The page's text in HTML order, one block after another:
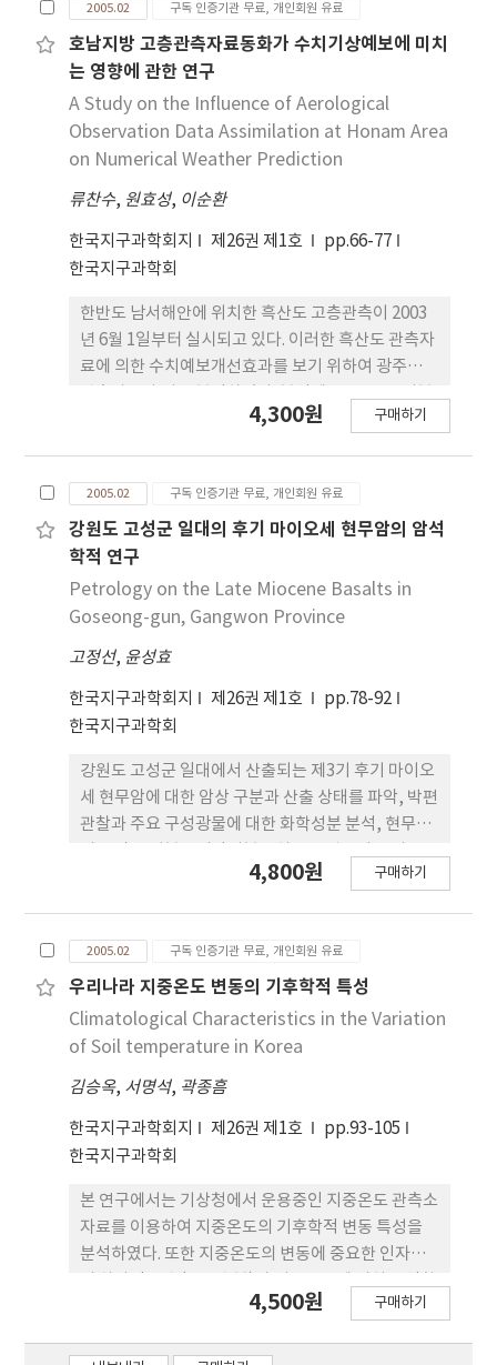
리 등과 같은 영상강화 기법에서는 추출 가능한 경계
부의 위치를 변화시키거나 영상의 화소값이 전체 영
상을 대상으로 변화시키는 반면에 호모몰픽 필터링은
세부적인 영상 정보의 내용을 선택적으로 강조할 수
있다. 호모몰픽 필터링은 인공위성 영상에서 복잡한
지형지물의 특성을 추출하거나 분리하는 데 효과적인
를 조사하는 경우에도 유용하게 적용될 수 있을 것으
로 생각된다.
2005.02 구독 인증기관 무료, 개인회원 유료
호남지방 고층관측자료동화가 수치기상예보에 미치
는 영향에 관한 연구
A Study on the Influence of Aerological
Observation Data Assimilation at Honam Area
on Numerical Weather Prediction
류찬수, 원효성, 이순환
한국지구과학회지 제26권 제1호
pp.66-77
한국지구과학회
한반도 남서해안에 위치한 흑산도 고층관측이 2003
년 6월 1일부터 실시되고 있다. 이러한 흑산도 관측자
료에 의한 수치예보개선효과를 보기 위하여 광주의
으로 제작한 호남지방 고밀도 예측시스템을 이용하였
며, 광주와 흑산도의 자료를 모두 동화시킨 수치예측
바람장과 기상장이 관측과 제일 잘 일치하였다. 강수
면에서 비록 강수량은 과소평가를 하고 있으나, 강수
시간과 강수구역은 흑산도자료를 포함하여 자료동화
를 시킨 경우 관측과 유사하게 나타났다.
4,300원 구매하기
2005.02 구독 인증기관 무료, 개인회원 유료
강원도 고성군 일대의 후기 마이오세 현무암의 암석
학적 연구
Petrology on the Late Miocene Basalts in
Goseong-gun, Gangwon Province
고정선, 윤성효
한국지구과학회지 제26권 제1호
pp.78-92
한국지구과학회
강원도 고성군 일대에서 산출되는 제3기 후기 마이오
세 현무암에 대한 암상 구분과 산출 상태를 파악, 박편
관찰과 주요 구성광물에 대한 화학성분 분석, 현무암
구를 통하여 기원 마그마의 성인과 지체구조적 위치
리가 발달하며 단사휘석-반상조직이 우세하다. 현무
암에는 기반암인 흑운모화강암과 하부지각 기원의 반
려암과 상부맨틀기원의 레졸라이트 포획체를 함유한
다. 현무암류는 모두 알칼리 계열로 분류되며, 대부분
현무암과 피크로현무암 영역에 도시된다. 본역의 현
무암류는 K2O/Na2O의 따라 정상계열에 도시된다.
이 지역 현무암을 형성한 마그마는 희토류원소의 변
맨틀 물질인 석류석 페리도타이트의 부분용융에 의하
여 형성된 것으로 사료되며, 현무암질 화산활동은 태
평양판의 침강 섭입과는 무관한 지판내부현무암에 해
당하는 조구적 위치에서 열점과 관련하여 형성되었
4,800원 구매하기
2005.02 구독 인증기관 무료, 개인회원 유료
우리나라 지중온도 변동의 기후학적 특성
Climatological Characteristics in the Variation
of Soil temperature in Korea
김승옥, 서명석, 곽종흠
한국지구과학회지 제26권 제1호
pp.93-105
한국지구과학회
본 연구에서는 기상청에서 운용중인 지중온도 관측소
자료를 이용하여 지중온도의 기후학적 변동 특성을
분석하였다. 또한 지중온도의 변동에 중요한 인자중
을 알아보기 위하여 습윤 해와 건조 해로 나누어 지중
4,500원 구매하기